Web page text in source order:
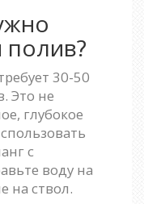
30-50
Это не
глубокое
с
воду на
на ствол.